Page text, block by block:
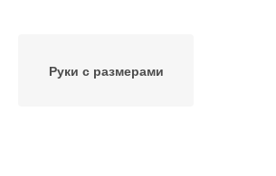
Руки с размерами